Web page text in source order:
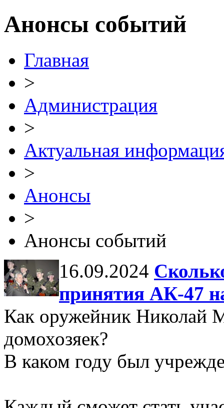
Анонсы событий
Главная
>
Администрация
>
Актуальная
>
Анонсы
>
Анонсы событий
16.09.2024
принятия АК-47
Как оружейник Николай
домохозяек?
В каком году был